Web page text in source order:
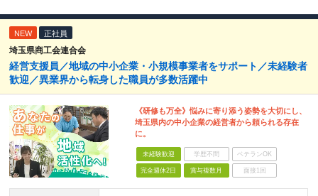
NEW 正社員
埼玉県商工会連合会
経営支援員／地域の中小企業・小規模事業者をサポート／未経験者
歓迎／異業界から転身した職員が多数活躍中
《研修も万全》悩みに寄り添う姿勢を大切にし、
埼玉県内の中小企業の経営者から頼られる存在
に。
未経験歓迎 学歴不問 ベテランOK
完全週休2日 賞与複数月 面接1回